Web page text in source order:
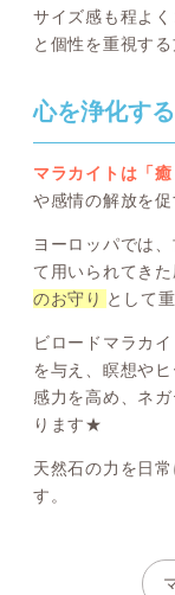
サイズ感も程よ
と個性を重視す
心を浄化す
マラカイトは「
や感情の解放を促
ヨーロッパでは
て用いられてきた
のお守り として
ビロードマラカ
を与え、瞑想や
感力を高め、ネ
ります★
天然石の力を日
す。